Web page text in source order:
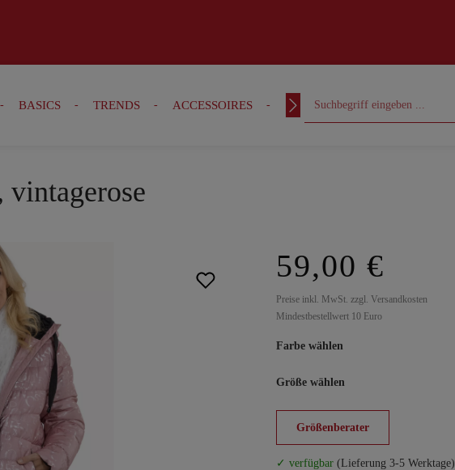
BASICS TRENDS ACCESSOIRES OUTFITS CURVY
vintagerose
59,00 €
Preise inkl. MwSt. zzgl. Versandkosten
Mindestbestellwert 10 Euro
Farbe wählen
Größe wählen
Größenberater
✓ verfügbar (Lieferung 3-5 Werktage)